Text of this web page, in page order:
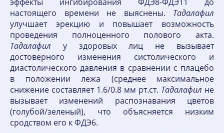
настоящего времени не выяснены. Тадалафил
улучшает эрекцию и повышает возможность
проведения полноценного полового акта.
Тадалафил у здоровых лиц не вызывает
достоверного изменения систолического и
диастолического давления в сравнении с плацебо
в положении лежа (среднее максимальное
снижение составляет 1.6/0.8 мм рт.ст. Тадалафил не
вызывает изменений распознавания цветов
(голубой/зеленый), что объясняется низким
сродством его к ФДЭ6.